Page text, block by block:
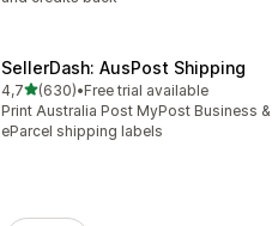
SellerDash: AusPost Shipping
4,7de 5 estrelas
(630)
630 total de avaliações
•Free trial available
Print Australia Post MyPost Business &
eParcel shipping labels